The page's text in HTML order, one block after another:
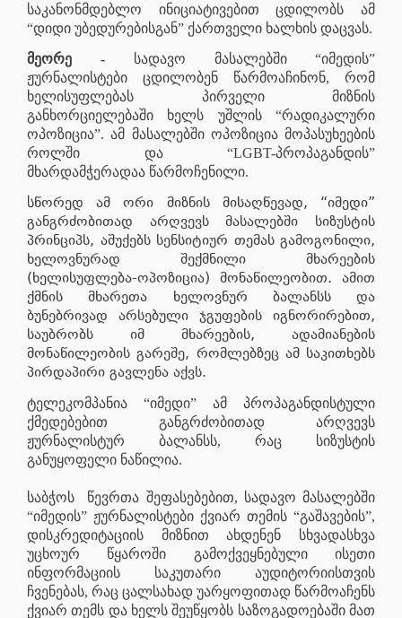
საკანონმდებლო ინიციატივებით ცდილობს ამ
“დიდი უბედურებისგან” ქართველი ხალხის დაცვას.
მეორე -
სადავო მასალებში “იმედის”
ჟურნალისტები ცდილობენ წარმოაჩინონ, რომ
ხელისუფლებას პირველი მიზნის
განხორციელებაში ხელს უშლის “რადიკალური
ოპოზიცია”. ამ მასალებში ოპოზიცია მოპასუხეების
როლში და “LGBT-პროპაგანდის”
მხარდამჭერადაა წარმოჩენილი.
სწორედ ამ ორი მიზნის მისაღწევად, “იმედი”
განგრძობითად არღვევს მასალებში სიზუსტის
პრინციპს, აშუქებს სენსიტიურ თემას გამოგონილი,
ხელოვნურად შექმნილი მხარეების
(ხელისუფლება-ოპოზიცია) მონაწილეობით. ამით
ქმნის მხარეთა ხელოვნურ ბალანსს და
ბუნებრივად არსებული ჯგუფების იგნორირებით,
საუბრობს იმ მხარეების, ადამიანების
მონაწილეობის გარეშე, რომლებზეც ამ საკითხებს
პირდაპირი გავლენა აქვს.
ტელეკომპანია “იმედი” ამ პროპაგანდისტული
ქმედებებით განგრძობითად არღვევს
ჟურნალისტურ ბალანსს, რაც სიზუსტის
განუყოფელი ნაწილია.
საბჭოს
წევრთა შეფასებებით, სადავო მასალებში
“იმედის” ჟურნალისტები ქვიარ თემის “გაშავების”,
დისკრედიტაციის მიზნით ახდენენ სხვადასხვა
უცხოურ წყაროში გამოქვეყნებული ისეთი
ინფორმაციის საკუთარი აუდიტორიისთვის
ჩვენებას, რაც ცალსახად უარყოფითად წარმოაჩენს
ქვიარ თემს და ხელს შეუწყობს საზოგადოებაში მათ